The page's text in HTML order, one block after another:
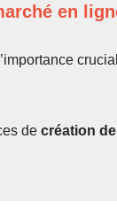
en
de création